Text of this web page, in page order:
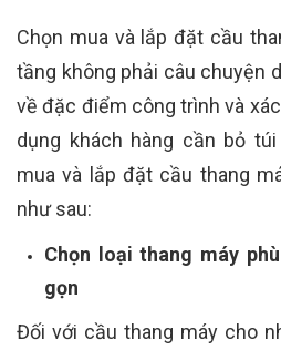
Chọn mua và lắp đặt cầu
tầng không phải câu chuyện
về đặc điểm công trình và
dụng khách hàng cần bỏ
mua và lắp đặt cầu thang
như sau:
Chọn loại thang máy
gọn
Đối với cầu thang máy cho